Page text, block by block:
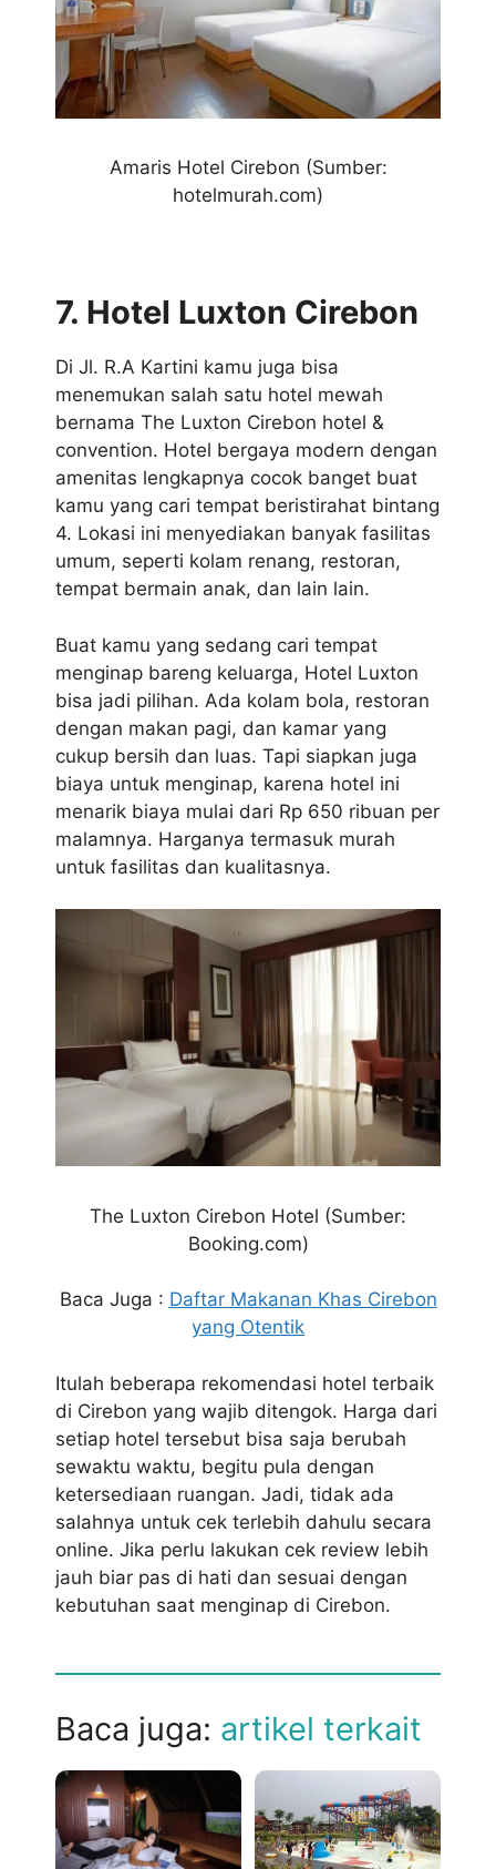
Amaris Hotel Cirebon (Sumber:
hotelmurah.com)
7. Hotel Luxton Cirebon
Di Jl. R.A Kartini kamu juga bisa
menemukan salah satu hotel mewah
bernama The Luxton Cirebon hotel &
convention. Hotel bergaya modern dengan
amenitas lengkapnya cocok banget buat
kamu yang cari tempat beristirahat bintang
4. Lokasi ini menyediakan banyak fasilitas
umum, seperti kolam renang, restoran,
tempat bermain anak, dan lain lain.
Buat kamu yang sedang cari tempat
menginap bareng keluarga, Hotel Luxton
bisa jadi pilihan. Ada kolam bola, restoran
dengan makan pagi, dan kamar yang
cukup bersih dan luas. Tapi siapkan juga
biaya untuk menginap, karena hotel ini
menarik biaya mulai dari Rp 650 ribuan per
malamnya. Harganya termasuk murah
untuk fasilitas dan kualitasnya.
The Luxton Cirebon Hotel (Sumber:
Booking.com)
Baca Juga : Daftar Makanan Khas Cirebon
yang Otentik
Itulah beberapa rekomendasi hotel terbaik
di Cirebon yang wajib ditengok. Harga dari
setiap hotel tersebut bisa saja berubah
sewaktu waktu, begitu pula dengan
ketersediaan ruangan. Jadi, tidak ada
salahnya untuk cek terlebih dahulu secara
online. Jika perlu lakukan cek review lebih
jauh biar pas di hati dan sesuai dengan
kebutuhan saat menginap di Cirebon.
Baca juga: artikel terkait